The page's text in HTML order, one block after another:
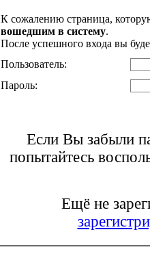
К сожалению страница,
вошедшим в систему.
После успешного входа вы
Пользователь:
Пароль:
Если Вы забыли
попытайтесь
Ещё не